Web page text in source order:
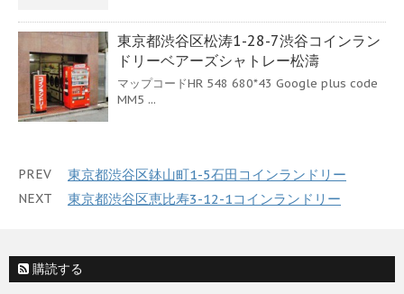
東京都渋谷区松涛1-28-7渋谷コインラン
ドリーベアーズシャトレー松濤
マップコードHR 548 680*43 Google plus code
MM5 ...
PREV 東京都渋谷区鉢山町1-5石田コインランドリー
NEXT 東京都渋谷区恵比寿3-12-1コインランドリー
購読する